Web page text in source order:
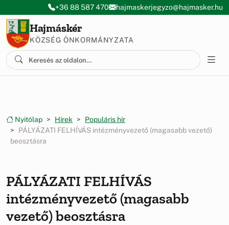
Ugrás a menüre
Ugrás a tartalomra
+36 88 587 470 hajmaskerjegyzo@hajmasker.hu
Hajmáskér
KÖZSÉG ÖNKORMÁNYZATA
Nyitólap Hírek
Populáris hír
PÁLYÁZATI FELHÍVÁS intézményvezető (magasabb vezető)
beosztásra
PÁLYÁZATI FELHÍVÁS
intézményvezető (magasabb
vezető) beosztásra